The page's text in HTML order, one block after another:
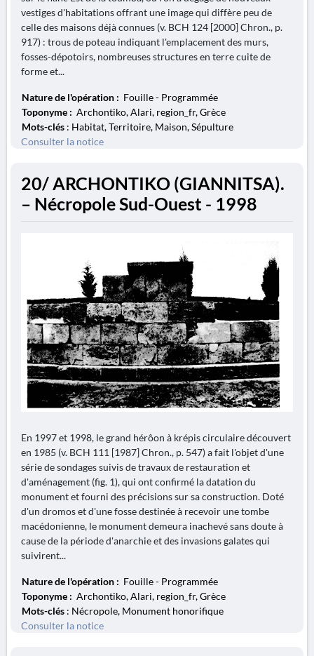
vestiges d'habitations offrant une image qui diffère peu de
celle des maisons déjà connues (v. BCH 124 [2000] Chron., p.
917) : trous de poteau indiquant l'emplacement des murs,
fosses-dépotoirs, nombreuses structures en terre cuite de
forme et...
Nature de l'opération : Fouille - Programmée
Toponyme : Archontiko, Alari, region_fr, Grèce
Mots-clés : Habitat, Territoire, Maison, Sépulture
Consulter la notice
20/ ARCHONTIKO (GIANNITSA).
– Nécropole Sud-Ouest - 1998
En 1997 et 1998, le grand hérôon à krépis circulaire découvert
en 1985 (v. BCH 111 [1987] Chron., p. 547) a fait l'objet d'une
série de sondages suivis de travaux de restauration et
d'aménagement (fig. 1), qui ont confirmé la datation du
monument et fourni des précisions sur sa construction. Doté
d'un dromos et d'une fosse destinée à recevoir une tombe
macédonienne, le monument demeura inachevé sans doute à
cause de la période d'anarchie et des invasions galates qui
suivirent...
Nature de l'opération : Fouille - Programmée
Toponyme : Archontiko, Alari, region_fr, Grèce
Mots-clés : Nécropole, Monument honorifique
Consulter la notice